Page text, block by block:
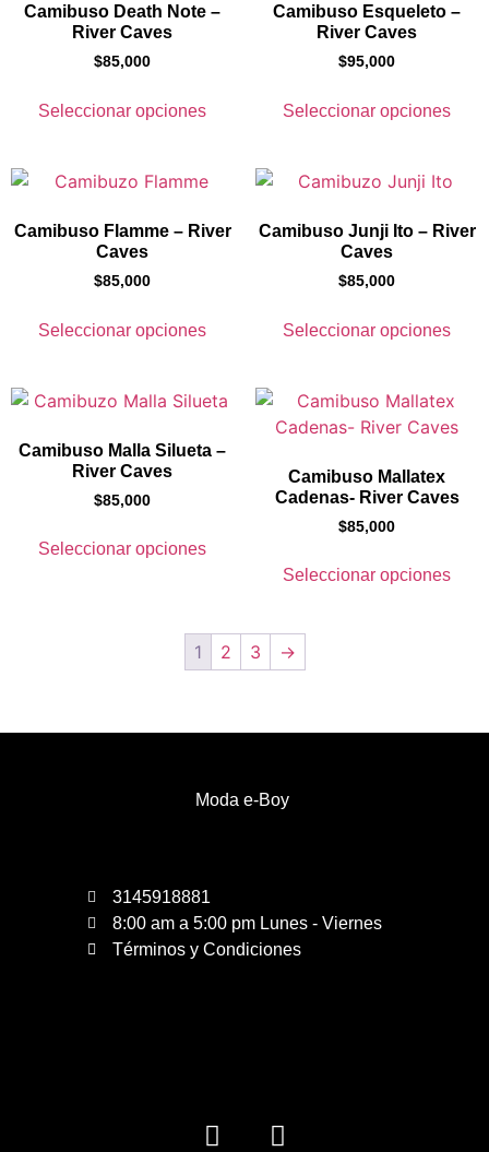
Camibuso Death Note –
River Caves
$85,000
Seleccionar opciones
Camibuso Esqueleto –
River Caves
$95,000
Seleccionar opciones
Camibuso Flamme – River
Caves
$85,000
Seleccionar opciones
Camibuso Junji Ito – River
Caves
$85,000
Seleccionar opciones
Camibuso Malla Silueta –
River Caves
$85,000
Seleccionar opciones
Camibuso Mallatex
Cadenas- River Caves
$85,000
Seleccionar opciones
1 2 3 →
Moda e-Boy
3145918881
8:00 am a 5:00 pm Lunes - Viernes
Términos y Condiciones